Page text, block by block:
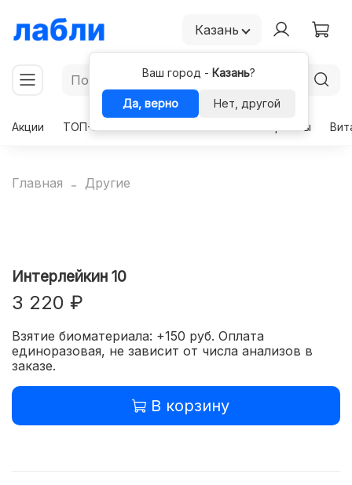
Казань
Ваш город - Казань?
Да, верно
Нет, другой
Акции
ТОП-50 Гормоны
Главная Другие
Интерлейкин 10
3 220 ₽
Взятие биоматериала: +150 руб. Оплата
единоразовая, не зависит от числа анализов в
заказе.
В корзину